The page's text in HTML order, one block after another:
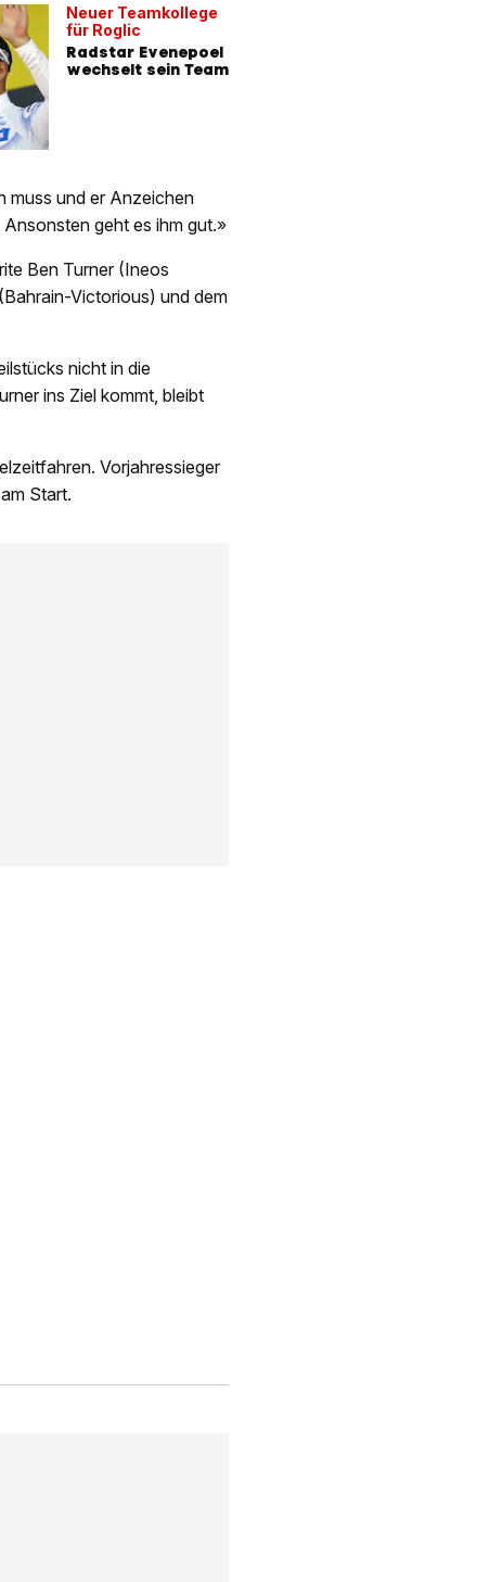
Neuer Teamkollege
für Roglic
Radstar Evenepoel
wechselt sein Team
muss und er Anzeichen
geht es ihm gut.»
Ben Turner (Ineos
Victorious) und dem
nicht in die
ins Ziel kommt, bleibt
Vorjahressieger
Start.